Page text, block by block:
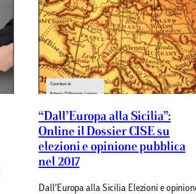
“Dall’Europa alla Sicilia”:
Online il Dossier CISE su
elezioni e opinione pubblica
nel 2017
Dall’Europa alla Sicilia Elezioni e